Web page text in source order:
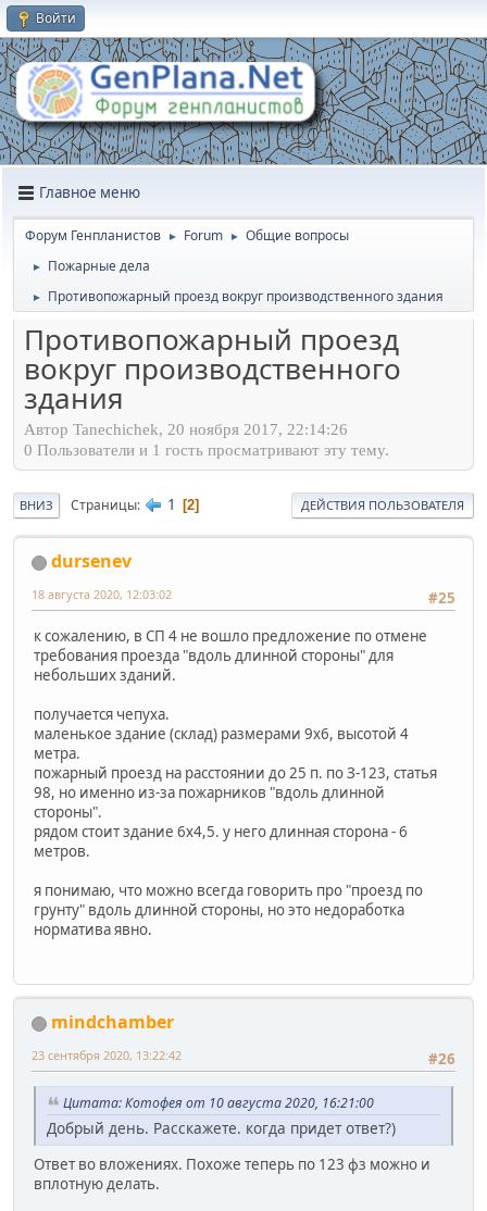
Войти
Главное меню
Форум Генпланистов ► Forum ► Общие вопросы
► Пожарные дела
► Противопожарный проезд вокруг производственного здания
Противопожарный проезд
вокруг производственного
здания
Автор Tanechichek, 20 ноября 2017, 22:14:26
0 Пользователи и 1 гость просматривают эту тему.
ВНИЗ Страницы 1 2 ДЕЙСТВИЯ ПОЛЬЗОВАТЕЛЯ
dursenev
#25
18 августа 2020, 12:03:02
к сожалению, в СП 4 не вошло предложение по отмене
требования проезда "вдоль длинной стороны" для
небольших зданий.
получается чепуха.
маленькое здание (склад) размерами 9х6, высотой 4
метра.
пожарный проезд на расстоянии до 25 п. по З-123, статья
98, но именно из-за пожарников "вдоль длинной
стороны".
рядом стоит здание 6х4,5. у него длинная сторона - 6
метров.
я понимаю, что можно всегда говорить про "проезд по
грунту" вдоль длинной стороны, но это недоработка
норматива явно.
mindchamber
#26
23 сентября 2020, 13:22:42
Цитата: Котофея от 10 августа 2020, 16:21:00
Добрый день. Расскажете. когда придет ответ?)
Ответ во вложениях. Похоже теперь по 123 фз можно и
вплотную делать.